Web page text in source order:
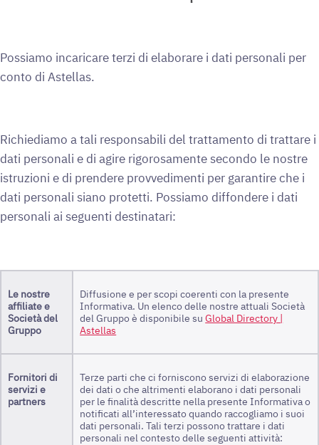
Possiamo incaricare terzi di elaborare i dati personali per
conto di Astellas.
Richiediamo a tali responsabili del trattamento di trattare i
dati personali e di agire rigorosamente secondo le nostre
istruzioni e di prendere provvedimenti per garantire che i
dati personali siano protetti. Possiamo diffondere i dati
personali ai seguenti destinatari:
Le nostre
affiliate e
Società del
Gruppo
Diffusione e per scopi coerenti con la presente
Informativa. Un elenco delle nostre attuali Società
del Gruppo è disponibile suGlobal Directory |
Astellas
Fornitori di
servizi e
partners
Terze parti che ci forniscono servizi di elaborazione
dei dati o che altrimenti elaborano i dati personali
per le finalità descritte nella presente Informativa o
notificati all’interessato quando raccogliamo i suoi
dati personali. Tali terzi possono trattare i dati
personali nel contesto delle seguenti attività: